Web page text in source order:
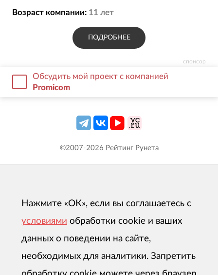
спонсор
Возраст компании: 11 лет
ПОДРОБНЕЕ
Обсудить мой проект с компанией
Promicom
©2007-2026 Рейтинг Рунета
Нажмите «ОК», если вы соглашаетесь с
условиями обработки cookie и ваших
данных о поведении на сайте,
необходимых для аналитики. Запретить